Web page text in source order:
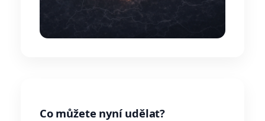
Co můžete nyní udělat?